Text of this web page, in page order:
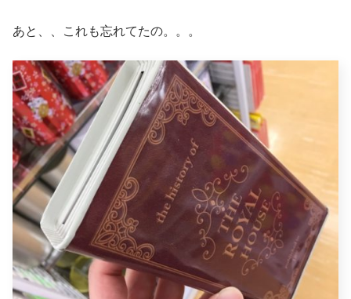
あと、、これも忘れてたの。。。